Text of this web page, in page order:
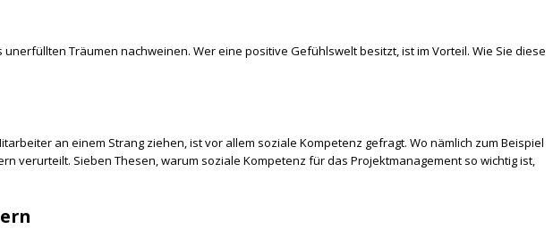
Träumen nachweinen. Wer eine positive Gefühlswelt besitzt, ist im Vorteil. Wie Sie diese
an einem Strang ziehen, ist vor allem soziale Kompetenz gefragt. Wo nämlich zum Beispiel
verurteilt. Sieben Thesen, warum soziale Kompetenz für das Projektmanagement so wichtig ist,